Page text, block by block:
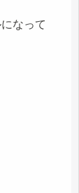
なって